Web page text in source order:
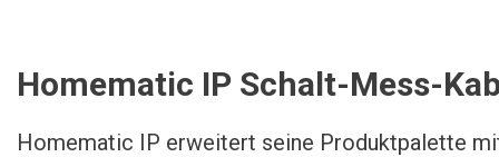
Homematic IP Schalt-Mess-
Homematic IP erweitert seine Produktpalette